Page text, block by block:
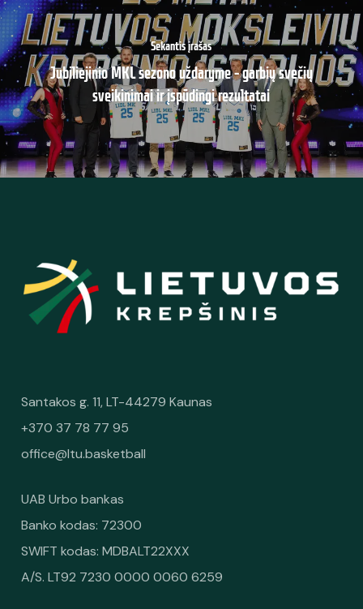
Sekantis įrašas
Jubiliejinio MKL sezono uždaryme – garbių svečių
sveikinimai ir įspūdingi rezultatai
Santakos g. 11, LT-44279 Kaunas
+370 37 78 77 95
office@ltu.basketball